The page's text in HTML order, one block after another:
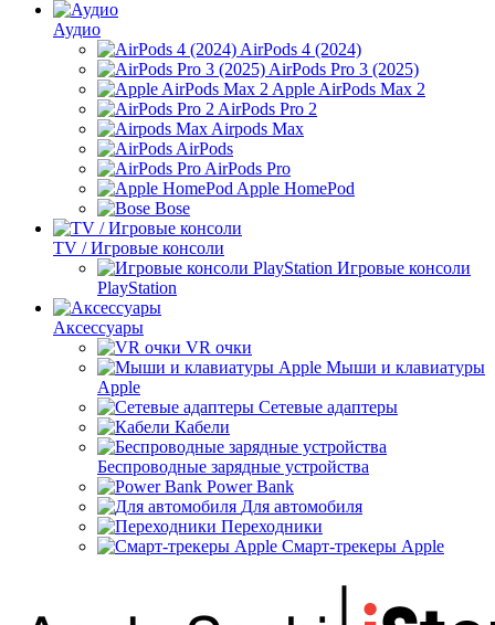
Аудио
AirPods 4 (2024)
AirPods Pro 3 (2025)
Apple AirPods Max 2
AirPods Pro 2
Airpods Max
AirPods
AirPods Pro
Apple HomePod
Bose
TV / Игровые консоли
Игровые консоли
PlayStation
Аксессуары
VR очки
Мыши и клавиатуры
Apple
Сетевые адаптеры
Кабели
Беспроводные зарядные устройства
Power Bank
Для автомобиля
Переходники
Смарт-трекеры Apple